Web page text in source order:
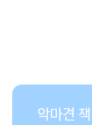
악마견